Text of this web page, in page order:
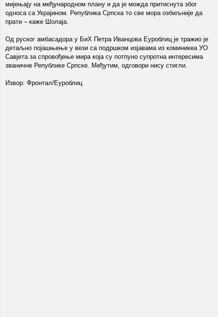
мијењају на међународном плану и да је можда притиснута због
односа са Украјином. Република Српска то све мора озбиљније да
прати – каже Шолаја.
Од руског амбасадора у БиХ Петра Иванцова Еуроблиц је тражио је
детаљно појашњење у вези са подршком изјавама из коминикеа УО
Савјета за спровођење мира која су потпуно супротна интересима
званичне Републике Српске. Међутим, одговори нису стигли.
Извор: Фронтал/Еуроблиц